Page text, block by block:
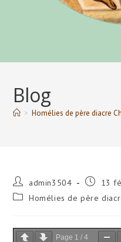
Blog
> Homélies de père diacre
Auteur/autrice
de
la
admin3504
13
Post Homélies de père
Page 1 /4